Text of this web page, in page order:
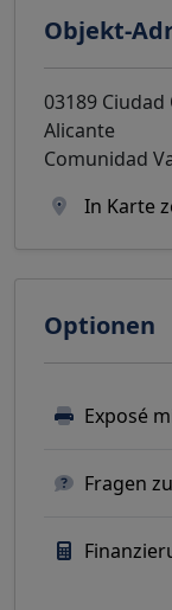
Objekt-
03189 Ciudad
Alicante
Comunidad
In Karte
Optionen
Exposé
Fragen